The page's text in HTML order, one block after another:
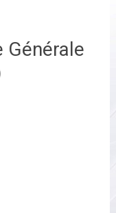
Générale